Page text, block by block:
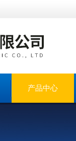
产品中心